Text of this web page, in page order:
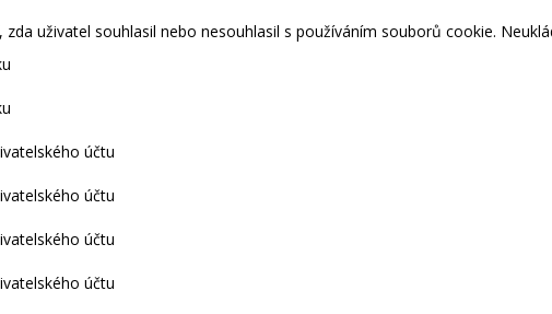
uživatel souhlasil nebo nesouhlasil s používáním souborů cookie.
účtu
účtu
účtu
účtu